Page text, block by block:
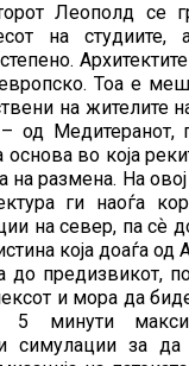
Леополд се
на студиите,
Тоа е
на жителите
– од
во која
размена. На
ги наоѓа
на север, па сѐ
која доаѓа од
до предизвикот,
и мора да
5 минути
симулации за